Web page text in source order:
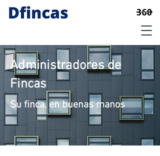
Administradores de
Fincas
Su finca, en buenas manos